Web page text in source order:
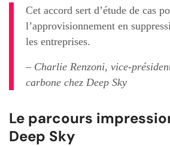
Cet accord sert d’étude de cas
l’approvisionnement en
les entreprises.
– Charlie Renzoni, vice-
carbone chez Deep Sky
Le parcours
Deep Sky